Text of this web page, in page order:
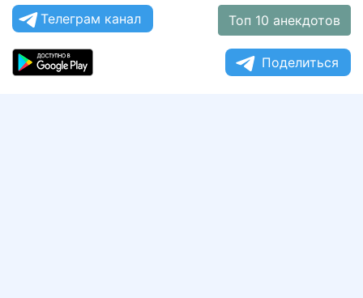
Телеграм канал Топ 10 анекдотов
Поделиться